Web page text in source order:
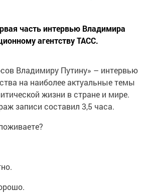
часть интервью Владимира
агентству ТАСС.
Владимиру Путину» – интервью
на наиболее актуальные темы
жизни в стране и мире.
записи составил 3,5 часа.